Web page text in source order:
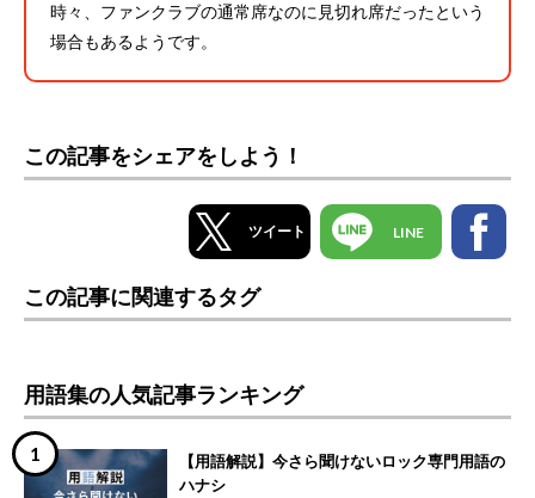
時々、ファンクラブの通常席なのに見切れ席だったという
場合もあるようです。
この記事をシェアをしよう！
ツイート LINE
この記事に関連するタグ
用語集の人気記事ランキング
【用語解説】今さら聞けないロック専門用語の
ハナシ